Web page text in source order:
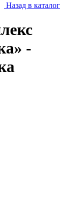
Назад в каталог
-